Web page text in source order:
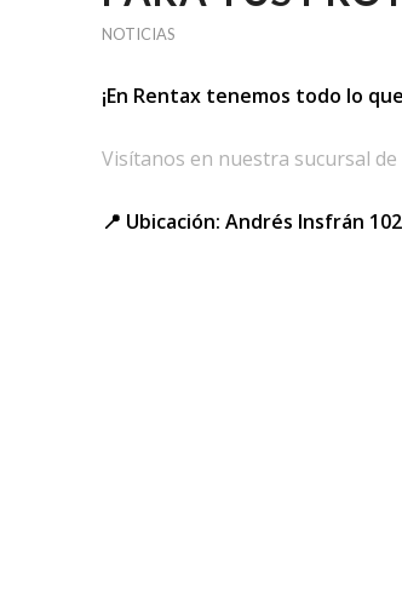
NOTICIAS
¡En Rentax tenemos todo lo
Visítanos en nuestra sucursal
📍 Ubicación: Andrés Insfrán